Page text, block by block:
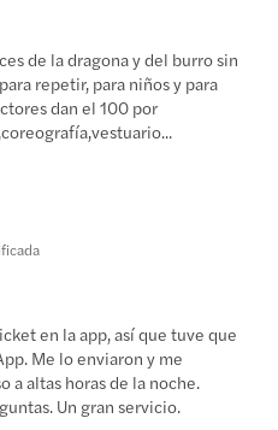
de la dragona y del burro sin
repetir, para niños y para
dan el 100 por
en la app, así que tuve que
Me lo enviaron y me
a altas horas de la noche.
Un gran servicio.